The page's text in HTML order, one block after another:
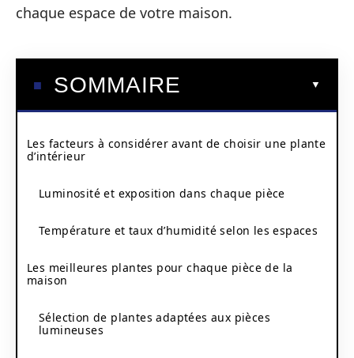
chaque espace de votre maison.
SOMMAIRE
Les facteurs à considérer avant de choisir une plante
d’intérieur
Luminosité et exposition dans chaque pièce
Température et taux d’humidité selon les espaces
Les meilleures plantes pour chaque pièce de la
maison
Sélection de plantes adaptées aux pièces
lumineuses